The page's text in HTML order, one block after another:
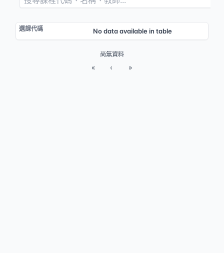
No data available in table
尚無資料
« ‹ »